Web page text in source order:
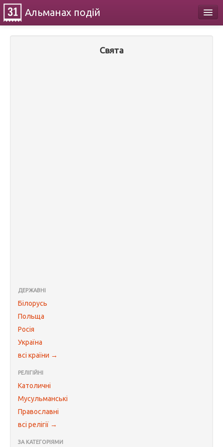
Альманах подій
Свята
ДЕРЖАВНІ
Білорусь
Польща
Росія
Україна
всі країни →
РЕЛІГІЙНІ
Католичні
Мусульманські
Православні
всі релігії →
ЗА КАТЕГОРІЯМИ